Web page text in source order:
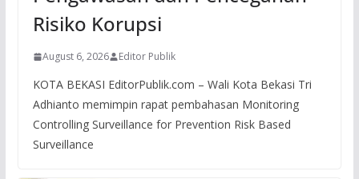
Risiko Korupsi
August 6, 2026 Editor Publik
KOTA BEKASI EditorPublik.com – Wali Kota Bekasi Tri
Adhianto memimpin rapat pembahasan Monitoring
Controlling Surveillance for Prevention Risk Based
Surveillance